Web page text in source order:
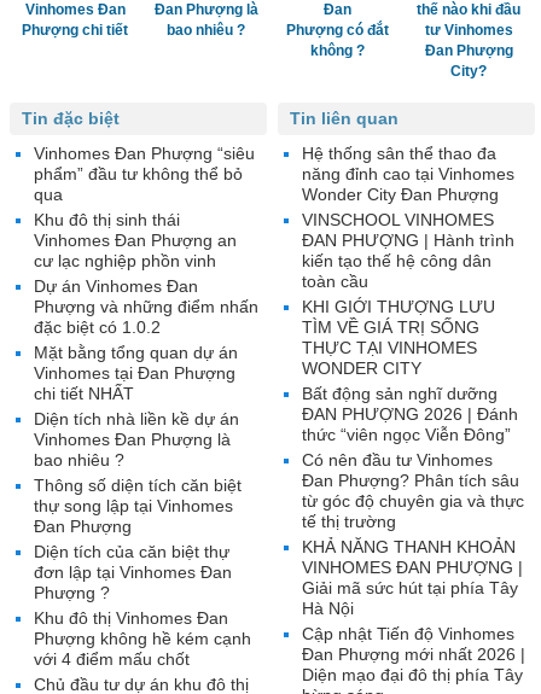
Vinhomes Đan
Phượng chi tiết
Đan Phượng là
bao nhiêu ?
Đan
Phượng có đắt
không ?
thế nào khi đầu
tư Vinhomes
Đan Phượng
City?
Tin liên quan
Hệ thống sân thể thao đa
năng đỉnh cao tại Vinhomes
Wonder City Đan Phượng
VINSCHOOL VINHOMES
ĐAN PHƯỢNG | Hành trình
kiến tạo thế hệ công dân
toàn cầu
KHI GIỚI THƯỢNG LƯU
TÌM VỀ GIÁ TRỊ SỐNG
THỰC TẠI VINHOMES
WONDER CITY
Bất động sản nghĩ dưỡng
ĐAN PHƯỢNG 2026 | Đánh
thức “viên ngọc Viễn Đông”
Có nên đầu tư Vinhomes
Đan Phượng? Phân tích sâu
từ góc độ chuyên gia và thực
tế thị trường
KHẢ NĂNG THANH KHOẢN
VINHOMES ĐAN PHƯỢNG |
Giải mã sức hút tại phía Tây
Hà Nội
Cập nhật Tiến độ Vinhomes
Đan Phượng mới nhất 2026 |
Diện mạo đại đô thị phía Tây
Tin đặc biệt
Vinhomes Đan Phượng “siêu
phẩm” đầu tư không thể bỏ
qua
Khu đô thị sinh thái
Vinhomes Đan Phượng an
cư lạc nghiệp phồn vinh
Dự án Vinhomes Đan
Phượng và những điểm nhấn
đặc biệt có 1.0.2
Mặt bằng tổng quan dự án
Vinhomes tại Đan Phượng
chi tiết NHẤT
Diện tích nhà liền kề dự án
Vinhomes Đan Phượng là
bao nhiêu ?
Thông số diện tích căn biệt
thự song lập tại Vinhomes
Đan Phượng
Diện tích của căn biệt thự
đơn lập tại Vinhomes Đan
Phượng ?
Khu đô thị Vinhomes Đan
Phượng không hề kém cạnh
với 4 điểm mấu chốt
Chủ đầu tư dự án khu đô thị